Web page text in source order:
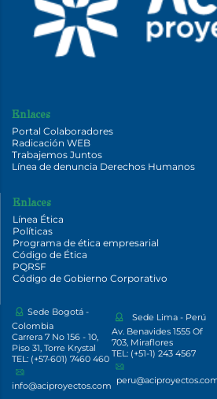
Enlaces
Portal Colaboradores
Radicación WEB
Trabajemos Juntos
Línea de denuncia Derechos Humanos
Enlaces
Línea Ética
Políticas
Programa de ética empresarial
Código de Ética
PQRSF
Código de Gobierno Corporativo
Sede Bogotá -
Colombia
Carrera 7 No 156 - 10,
Piso 31, Torre Krystal
TEL: (+57-601) 7460 460
info@aciproyectos.com
Sede Lima - Perú
Av. Benavides 1555 Of
703, Miraflores
TEL: (+51-1) 243 4567